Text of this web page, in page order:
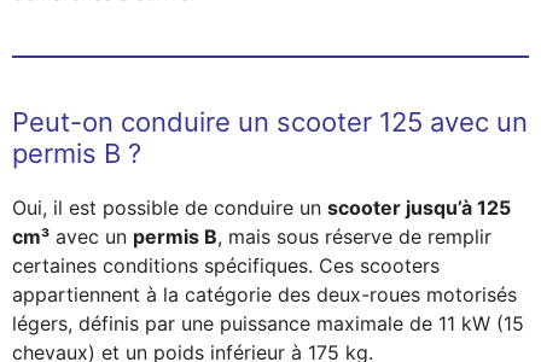
Peut-on conduire un scooter 125 avec un
permis B ?
Oui, il est possible de conduire un scooter jusqu’à 125
cm³ avec un permis B, mais sous réserve de remplir
certaines conditions spécifiques. Ces scooters
appartiennent à la catégorie des deux-roues motorisés
légers, définis par une puissance maximale de 11 kW (15
chevaux) et un poids inférieur à 175 kg.